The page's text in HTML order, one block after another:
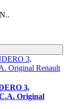
3,
Original